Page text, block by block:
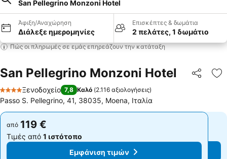
San Pellegrino Monzoni Hotel
Άφιξη/Αναχώρηση
Διάλεξε ημερομηνίες
Επισκέπτες & δωμάτια
2 πελάτες, 1 δωμάτιο
Πώς οι πληρωμές σε εμάς επηρεάζουν την κατάταξη
San Pellegrino Monzoni Hotel
4 Αστέρια
Ξενοδοχείο 7,8 Καλό (2.116 αξιολογήσεις)
Passo S. Pellegrino, 41, 38035, Moena, Ιταλία
από 119 €
Τιμές από 1 ιστότοπο
Εμφάνιση τιμών
από 119 €
Τιμές από 1 ιστότοπο
Εμφάνιση τιμών